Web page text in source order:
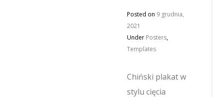
Posted on 9 grudnia,
2021
Under Posters,
Templates
Chiński plakat w
stylu cięcia